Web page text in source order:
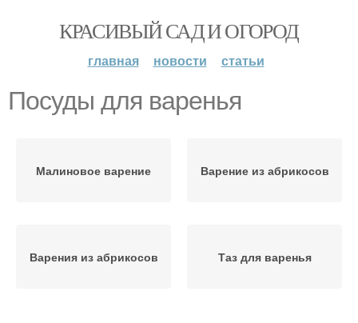
КРАСИВЫЙ САД И ОГОРОД
главная новости статьи
Посуды для варенья
Малиновое варение Варение из абрикосов
Варения из абрикосов Таз для варенья